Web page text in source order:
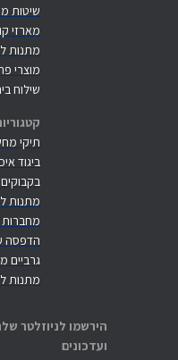
שיטות
מארזי
מתנות
מוצרי
שילוח
תיקי
ביגוד
מתנות
הדפסה
גרביים
מתנות
הירשמו לניוזלטר
ועדכונים